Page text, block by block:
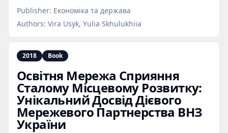
Publisher: Економіка та держава
Authors: Vira Usyk, Yulia Skhulukhiia
2018 Book
Освітня Мережа Сприяння
Сталому Місцевому Розвитку:
Унікальний Досвід Дієвого
Мережевого Партнерства ВНЗ
України